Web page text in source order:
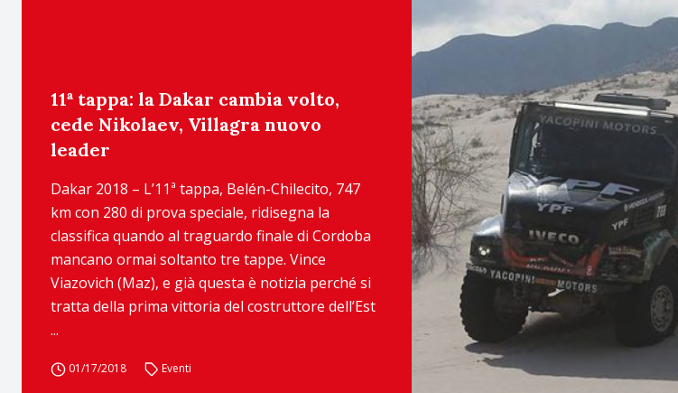
11ª tappa: la Dakar cambia volto,
cede Nikolaev, Villagra nuovo
leader
Dakar 2018 – L’11ª tappa, Belén-Chilecito, 747
km con 280 di prova speciale, ridisegna la
classifica quando al traguardo finale di Cordoba
mancano ormai soltanto tre tappe. Vince
Viazovich (Maz), e già questa è notizia perché si
tratta della prima vittoria del costruttore dell’Est
...
01/17/2018 Eventi